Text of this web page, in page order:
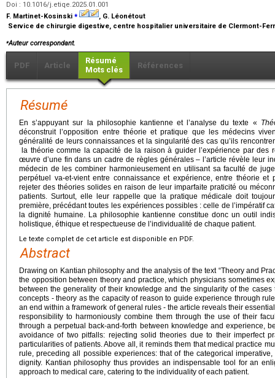
Doi : 10.1016/j.etiqe.2025.01.001
F. Martinet-Kosinski ⁎
, G. Léonétout
Service de chirurgie digestive, centre hospitalier universitaire de Clermont-
⁎Auteur correspondant.
PDF Article
Résumé
Mots clés
Références
Résumé
En s’appuyant sur la philosophie kantienne et l’analyse du texte «
déconstruit l’opposition entre théorie et pratique que les médecins
généralité de leurs connaissances et la singularité des cas qu’ils
la théorie comme la capacité de la raison à guider l’expérience par des
œuvre d’une fin dans un cadre de règles générales – l’article révèle leur
médecin de les combiner harmonieusement en utilisant sa faculté de
perpétuel va-et-vient entre connaissance et expérience, entre théorie et
rejeter des théories solides en raison de leur imparfaite praticité ou
patients. Surtout, elle leur rappelle que la pratique médicale doit
première, précédant toutes les expériences possibles : celle de l’impératif
la dignité humaine. La philosophie kantienne constitue donc un outil
holistique, éthique et respectueuse de l’individualité de chaque patient.
Le texte complet de cet article est disponible en PDF.
Abstract
Drawing on Kantian philosophy and the analysis of the text “Theory and
the opposition between theory and practice, which physicians sometimes
between the generality of their knowledge and the singularity of the
concepts - theory as the capacity of reason to guide experience through
an end within a framework of general rules - the article reveals their
responsibility to harmoniously combine them through the use of their
through a perpetual back-and-forth between knowledge and experience,
avoidance of two pitfalls: rejecting solid theories due to their imperfect
particularities of patients. Above all, it reminds them that medical practice
rule, preceding all possible experiences: that of the categorical
dignity. Kantian philosophy thus provides an indispensable tool for an
approach to medical care, catering to the individuality of each patient.